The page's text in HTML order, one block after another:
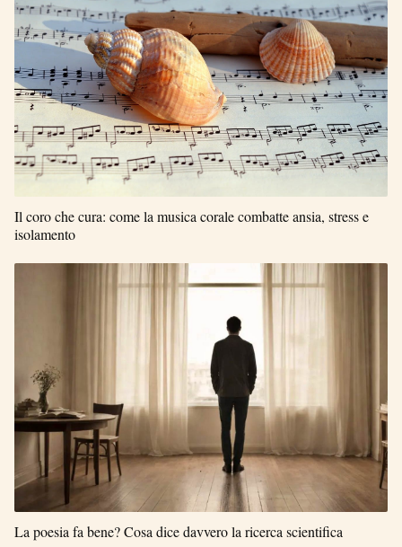
Il coro che cura: come la musica corale combatte ansia, stress e
isolamento
La poesia fa bene? Cosa dice davvero la ricerca scientifica